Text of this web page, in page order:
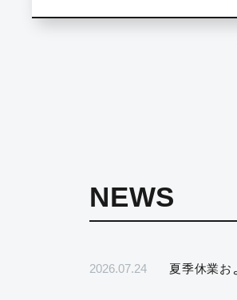
NEWS
2026.07.24 夏季休業お